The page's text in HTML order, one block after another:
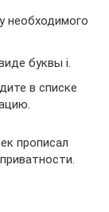
необходимого
буквы i.
в списке
прописал